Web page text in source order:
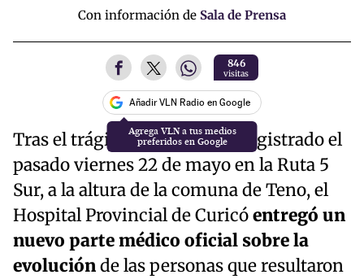
Con información de Sala de Prensa
846
visitas
Añadir VLN Radio en Google
Agrega VLN a tus medios
preferidos en Google
Tras el trágico siniestro vial registrado el
pasado viernes 22 de mayo en la Ruta 5
Sur, a la altura de la comuna de Teno, el
Hospital Provincial de Curicóentregó un
nuevo parte médico oficial sobre la
evoluciónde las personas que resultaron